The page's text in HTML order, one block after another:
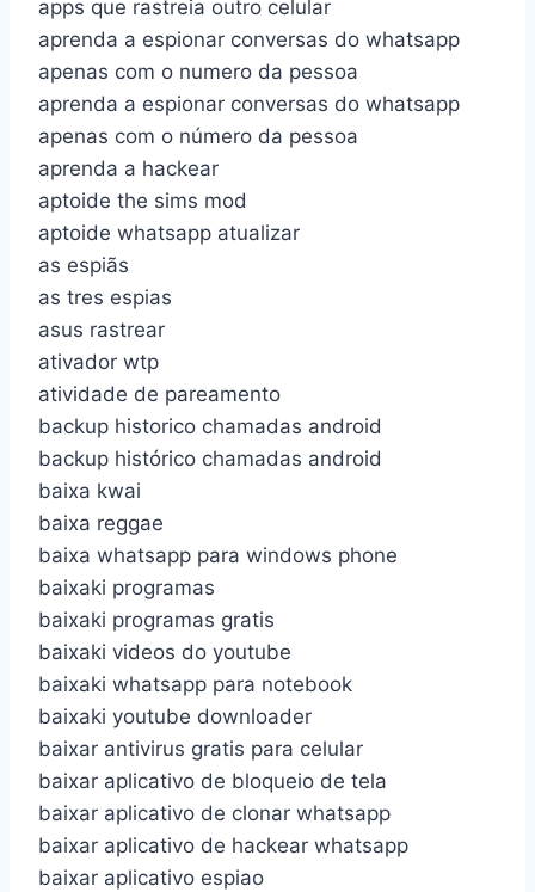
apps que rastreia outro celular
aprenda a espionar conversas do whatsapp
apenas com o numero da pessoa
aprenda a espionar conversas do whatsapp
apenas com o número da pessoa
aprenda a hackear
aptoide the sims mod
aptoide whatsapp atualizar
as espiãs
as tres espias
asus rastrear
ativador wtp
atividade de pareamento
backup historico chamadas android
backup histórico chamadas android
baixa kwai
baixa reggae
baixa whatsapp para windows phone
baixaki programas
baixaki programas gratis
baixaki videos do youtube
baixaki whatsapp para notebook
baixaki youtube downloader
baixar antivirus gratis para celular
baixar aplicativo de bloqueio de tela
baixar aplicativo de clonar whatsapp
baixar aplicativo de hackear whatsapp
baixar aplicativo espiao